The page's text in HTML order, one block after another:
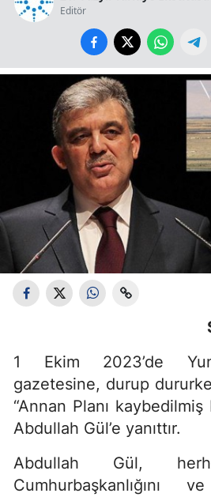
Editör
1 Ekim 2023’de
gazetesine, durup
“Annan Planı kaybedilmiş
Abdullah Gül’e yanıttır.
Abdullah Gül,